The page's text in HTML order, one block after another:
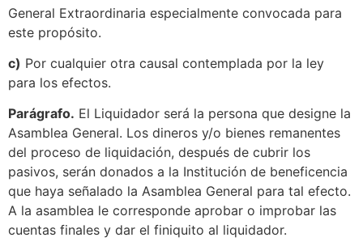
General Extraordinaria especialmente convocada para
este propósito.
c) Por cualquier otra causal contemplada por la ley
para los efectos.
Parágrafo. El Liquidador será la persona que designe la
Asamblea General. Los dineros y/o bienes remanentes
del proceso de liquidación, después de cubrir los
pasivos, serán donados a la Institución de beneficencia
que haya señalado la Asamblea General para tal efecto.
A la asamblea le corresponde aprobar o improbar las
cuentas finales y dar el finiquito al liquidador.